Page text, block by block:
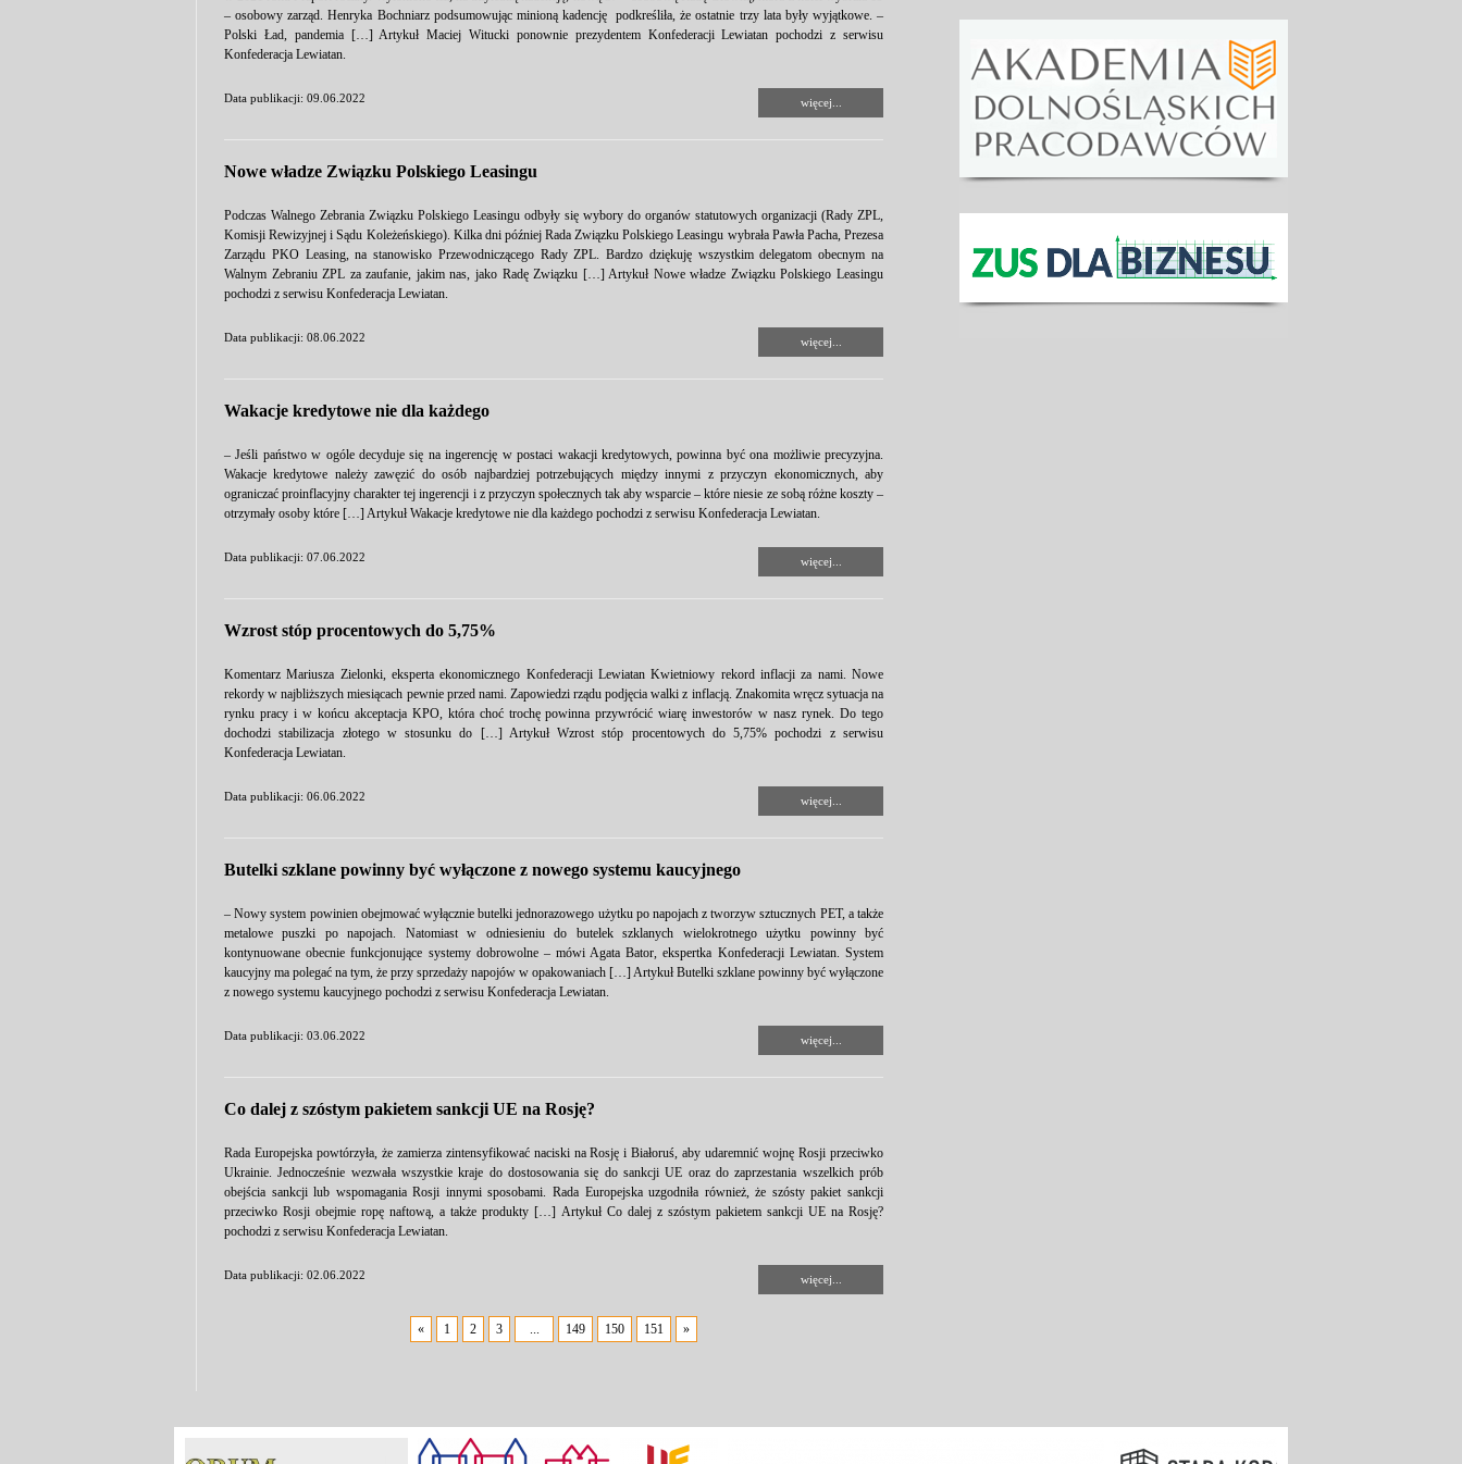
– osobowy zarząd. Henryka Bochniarz podsumowując minioną kadencję podkreśliła, że ostatnie trzy lata były wyjątkowe. –
Polski Ład, pandemia […] Artykuł Maciej Witucki ponownie prezydentem Konfederacji Lewiatan pochodzi z serwisu
Konfederacja Lewiatan.
Data publikacji: 09.06.2022 więcej...
Nowe władze Związku Polskiego Leasingu
Podczas Walnego Zebrania Związku Polskiego Leasingu odbyły się wybory do organów statutowych organizacji (Rady ZPL,
Komisji Rewizyjnej i Sądu Koleżeńskiego). Kilka dni później Rada Związku Polskiego Leasingu wybrała Pawła Pacha, Prezesa
Zarządu PKO Leasing, na stanowisko Przewodniczącego Rady ZPL. Bardzo dziękuję wszystkim delegatom obecnym na
Walnym Zebraniu ZPL za zaufanie, jakim nas, jako Radę Związku […] Artykuł Nowe władze Związku Polskiego Leasingu
pochodzi z serwisu Konfederacja Lewiatan.
Data publikacji: 08.06.2022 więcej...
Wakacje kredytowe nie dla każdego
– Jeśli państwo w ogóle decyduje się na ingerencję w postaci wakacji kredytowych, powinna być ona możliwie precyzyjna.
Wakacje kredytowe należy zawęzić do osób najbardziej potrzebujących między innymi z przyczyn ekonomicznych, aby
ograniczać proinflacyjny charakter tej ingerencji i z przyczyn społecznych tak aby wsparcie – które niesie ze sobą różne koszty –
otrzymały osoby które […] Artykuł Wakacje kredytowe nie dla każdego pochodzi z serwisu Konfederacja Lewiatan.
Data publikacji: 07.06.2022 więcej...
Wzrost stóp procentowych do 5,75%
Komentarz Mariusza Zielonki, eksperta ekonomicznego Konfederacji Lewiatan Kwietniowy rekord inflacji za nami. Nowe
rekordy w najbliższych miesiącach pewnie przed nami. Zapowiedzi rządu podjęcia walki z inflacją. Znakomita wręcz sytuacja na
rynku pracy i w końcu akceptacja KPO, która choć trochę powinna przywrócić wiarę inwestorów w nasz rynek. Do tego
dochodzi stabilizacja złotego w stosunku do […] Artykuł Wzrost stóp procentowych do 5,75% pochodzi z serwisu
Konfederacja Lewiatan.
Data publikacji: 06.06.2022 więcej...
Butelki szklane powinny być wyłączone z nowego systemu kaucyjnego
– Nowy system powinien obejmować wyłącznie butelki jednorazowego użytku po napojach z tworzyw sztucznych PET, a także
metalowe puszki po napojach. Natomiast w odniesieniu do butelek szklanych wielokrotnego użytku powinny być
kontynuowane obecnie funkcjonujące systemy dobrowolne – mówi Agata Bator, ekspertka Konfederacji Lewiatan. System
kaucyjny ma polegać na tym, że przy sprzedaży napojów w opakowaniach […] Artykuł Butelki szklane powinny być wyłączone
z nowego systemu kaucyjnego pochodzi z serwisu Konfederacja Lewiatan.
Data publikacji: 03.06.2022 więcej...
Co dalej z szóstym pakietem sankcji UE na Rosję?
Rada Europejska powtórzyła, że zamierza zintensyfikować naciski na Rosję i Białoruś, aby udaremnić wojnę Rosji przeciwko
Ukrainie. Jednocześnie wezwała wszystkie kraje do dostosowania się do sankcji UE oraz do zaprzestania wszelkich prób
obejścia sankcji lub wspomagania Rosji innymi sposobami. Rada Europejska uzgodniła również, że szósty pakiet sankcji
przeciwko Rosji obejmie ropę naftową, a także produkty […] Artykuł Co dalej z szóstym pakietem sankcji UE na Rosję?
pochodzi z serwisu Konfederacja Lewiatan.
Data publikacji: 02.06.2022 więcej...
« 1 2 3 ... 149 150 151 »